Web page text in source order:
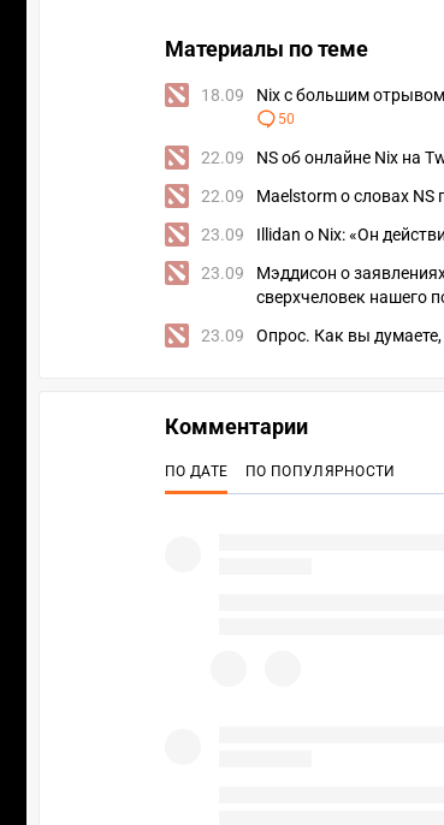
Материалы по теме
18.09 Nix с большим
50
22.09 NS об онлайне Nix на
22.09 Maelstorm о словах
23.09 Illidan о Nix: «Он
23.09
Мэддисон о
сверхчеловек нашего
23.09 Опрос. Как вы думаете,
Комментарии
ПО ДАТЕ ПО ПОПУЛЯРНОСТИ